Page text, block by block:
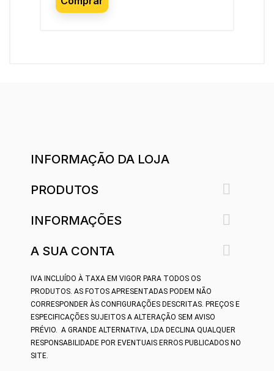
INFORMAÇÃO DA LOJA
PRODUTOS 
INFORMAÇÕES 
A SUA CONTA 
IVA INCLUÍDO À TAXA EM VIGOR PARA TODOS OS
PRODUTOS. AS FOTOS APRESENTADAS PODEM NÃO
CORRESPONDER ÀS CONFIGURAÇÕES DESCRITAS. PREÇOS E
ESPECIFICAÇÕES SUJEITOS A ALTERAÇÃO SEM AVISO
PRÉVIO. A GRANDE ALTERNATIVA, LDA DECLINA QUALQUER
RESPONSABILIDADE POR EVENTUAIS ERROS PUBLICADOS NO
SITE.